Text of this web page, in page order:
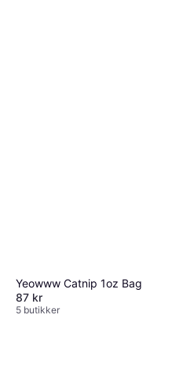
Yeowww Catnip 1oz Bag
87 kr
5 butikker